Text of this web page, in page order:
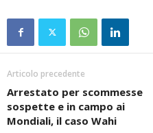
Articolo precedente
Arrestato per scommesse
sospette e in campo ai
Mondiali, il caso Wahi